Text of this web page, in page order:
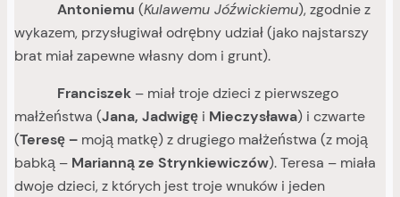
Antoniemu (Kulawemu Jóźwickiemu), zgodnie z
wykazem, przysługiwał odrębny udział (jako najstarszy
brat miał zapewne własny dom i grunt).
Franciszek – miał troje dzieci z pierwszego
małżeństwa (Jana, Jadwigę i Mieczysława) i czwarte
(Teresę – moją matkę) z drugiego małżeństwa (z moją
babką – Marianną ze Strynkiewiczów). Teresa – miała
dwoje dzieci, z których jest troje wnuków i jeden